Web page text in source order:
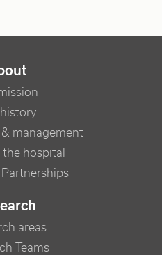
management
the hospital
areas
Teams